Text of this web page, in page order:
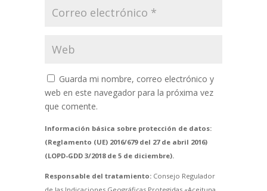
Guarda mi nombre, correo electrónico y
web en este navegador para la próxima vez
que comente.
Información básica sobre protección de datos:
(Reglamento (UE) 2016/679 del 27 de abril 2016)
(LOPD-GDD 3/2018 de 5 de diciembre).
Responsable del tratamiento:Consejo Regulador